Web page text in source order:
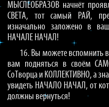
МЫСЛЕОБРАЗОВ начнёт
СВЕТА, тот самый РАЙ,
изначально заложено в
НАЧАЛЕ НАЧАЛ!
16. Вы можете вспомнить
вам подняться в своём
СоТворца и КОЛЛЕКТИВНО, а
увидеть НАЧАЛО НАЧАЛ, от
должны вернуться!